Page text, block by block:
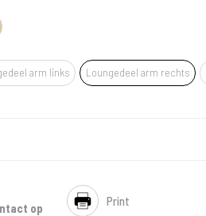
hout
linksarm links Loungedeel arm rechts
op
Print